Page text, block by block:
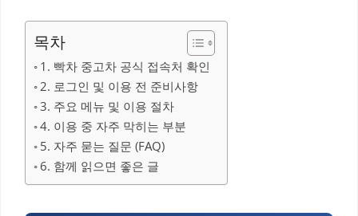
목차
1. 빡차 중고차 공식 접속처 확인
2. 로그인 및 이용 전 준비사항
3. 주요 메뉴 및 이용 절차
4. 이용 중 자주 막히는 부분
5. 자주 묻는 질문 (FAQ)
6. 함께 읽으면 좋은 글